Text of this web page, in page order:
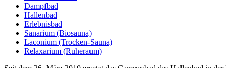
Dampfbad
Hallenbad
Erlebnisbad
Sanarium (Biosauna)
Laconium (Trocken-Sauna)
Relaxarium (Ruheraum)